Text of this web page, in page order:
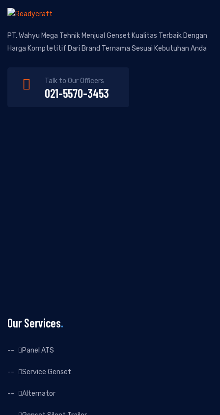
PT. Wahyu Mega Tehnik Menjual Genset Kualitas Terbaik Dengan
Harga Komptetitif Dari Brand Ternama Sesuai Kebutuhan Anda
Talk to Our Officers
021-5570-3453
Our Services
Panel ATS
Service Genset
Alternator